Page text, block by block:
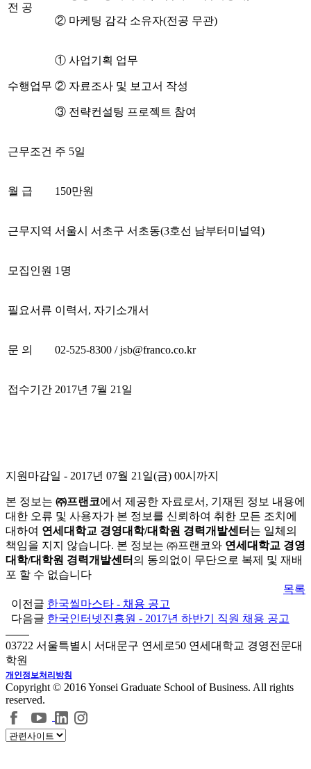
전 공
② 마케팅 감각 소유자(전공 무관)
수행업무
① 사업기획 업무
② 자료조사 및 보고서 작성
③ 전략컨설팅 프로젝트 참여
근무조건 주 5일
월 급 150만원
근무지역 서울시 서초구 서초동(3호선 남부터미널역)
모집인원 1 명
필요서류 이력서 , 자기소개서
문 의 02-525-8300 / jsb@franco.co.kr
접수기간 2017년 7월 21 일
지원마감일 - 2017년 07월 21일(금) 00시까지
본 정보는 ㈜프랜코에서 제공한 자료로서, 기재된 정보 내용에
대한 오류 및 사용자가 본 정보를 신뢰하여 취한 모든 조치에
대하여 연세대학교 경영대학/대학원 경력개발센터 는 일체의
책임을 지지 않습니다. 본 정보는 ㈜프랜코와 연세대학교 경영
대학/대학원 경력개발센터 의 동의없이 무단으로 복제 및 재배
포 할 수 없습니다
목록
이전글 한국씰마스타 - 채용 공고
다음글 한국인터넷진흥원 - 2017년 하반기 직원 채용 공고
03722 서울특별시 서대문구 연세로50 연세대학교 경영전문대
학원
개인정보처리방침
Copyright © 2016 Yonsei Graduate School of Business. All rights
reserved.